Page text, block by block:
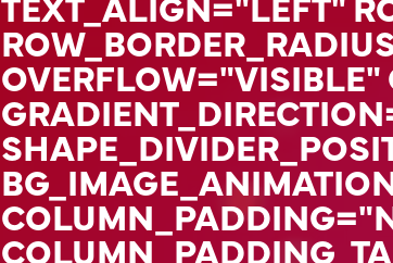
OVERFLOW="VISIBLE"